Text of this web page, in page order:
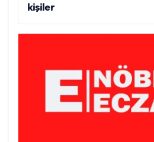
kişiler